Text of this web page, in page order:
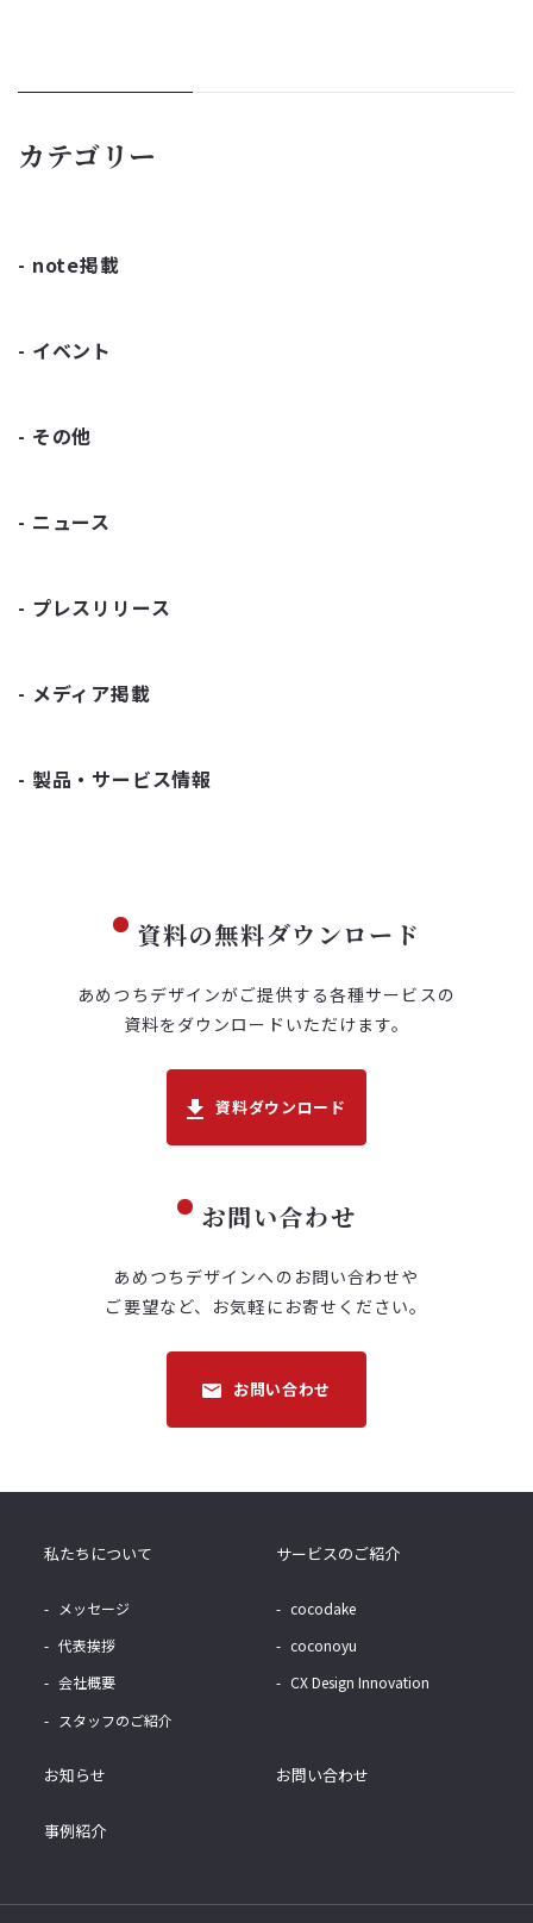
カテゴリー
note掲載
イベント
その他
ニュース
プレスリリース
メディア掲載
製品・サービス情報
資料の無料ダウンロード
あめつちデザインがご提供する各種サービスの
資料をダウンロードいただけます。
資料ダウンロード
お問い合わせ
あめつちデザインへのお問い合わせや
ご要望など、 お気軽にお寄せください。
お問い合わせ
私たちについて
メッセージ
代表挨拶
会社概要
スタッフのご紹介
サービスのご紹介
cocodake
coconoyu
CX Design Innovation
お知らせ
事例紹介
お問い合わせ